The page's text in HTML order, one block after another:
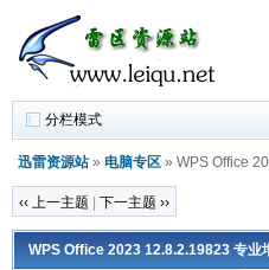
分栏模式
迅雷资源站» 电脑专区» WPS Office
‹‹ 上一主题 下一主题 ››
WPS Office 2023 12.8.2.19823 专业